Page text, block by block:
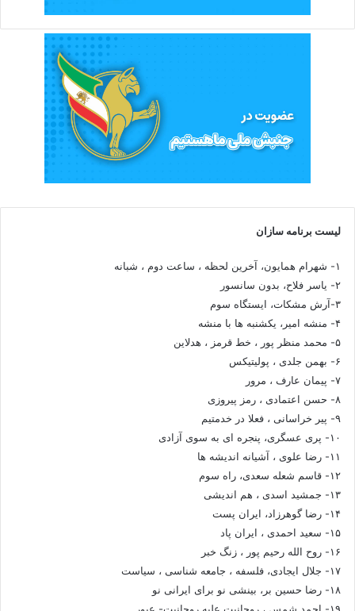
لیست برنامه سازان
۱- شهرام همایون، آخرین لحظه ، ساعت دوم ، شبانه
۲- یاسر فلاح، بدون سانسور
۳-آرش مشکات، ایستگاه سوم
۴- منشه امیر، یکشنبه ها با منشه
۵- محمد منظر پور ، خط قرمز ، هدلاین
۶- بهمن جلدی ، پولیتیکس
۷- پیمان عارف ، مرور
۸- حسن اعتمادی ، رمز پیروزی
۹- پیر خراسانی ، فعلا در خدمتیم
۱۰- پری عسگری، پنجره ای به سوی آزادی
۱۱- رضا علوی ، آشیانه اندیشه ها
۱۲- قاسم شعله سعدی، راه سوم
۱۳- جمشید اسدی ، هم اندیشی
۱۴- رضا گوهرزاد، ایران پست
۱۵- سعید احمدی ، ایران پاد
۱۶- روح الله رحیم پور ، زنگ خبر
۱۷- جلال ایجادی، فلسفه ، جامعه شناسی ، سیاست
۱۸- رضا حسین بر، بینشی نو برای ایرانی نو